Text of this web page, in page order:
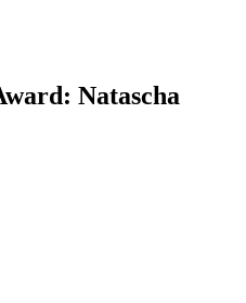
Natascha